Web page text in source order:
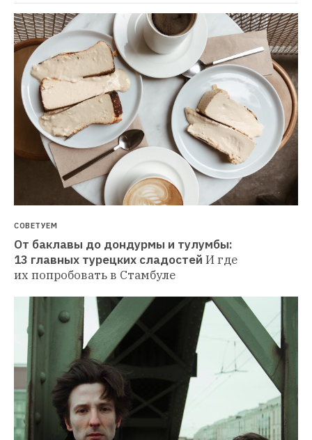
СОВЕТУЕМ
От баклавы до дондурмы и тулумбы:
13 главных турецких сладостей И где
их попробовать в Стамбуле